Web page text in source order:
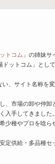
トコム 」の姉妹サ
ドットコム」とし
、サイト名称を変
、市場の卸や仲卸
入手してきました。
少種やプロを唸ら
定供給・多品種セ